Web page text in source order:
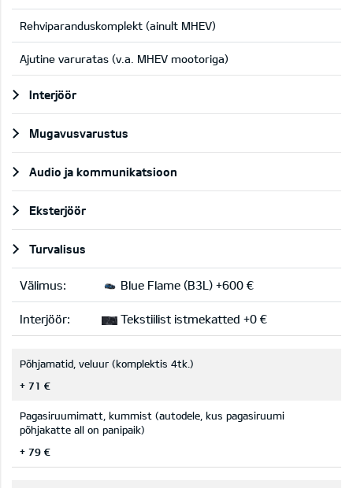
Rehviparanduskomplekt (ainult MHEV)
Ajutine varuratas (v.a. MHEV mootoriga)
Interjöör
Mugavusvarustus
Audio ja kommunikatsioon
Eksterjöör
Turvalisus
Välimus: Blue Flame (B3L) +600 €
Interjöör: Tekstiilist istmekatted +0 €
Põhjamatid, veluur (komplektis 4tk.)
+ 71 €
Pagasiruumimatt, kummist (autodele, kus pagasiruumi
põhjakatte all on panipaik)
+ 79 €